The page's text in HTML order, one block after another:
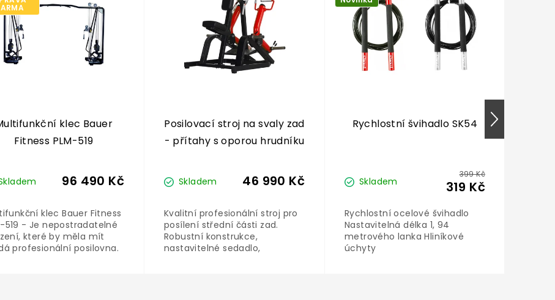
klec Bauer
Fitness PLM-519
96 490 Kč
klec Bauer Fitness
519 - Je nepostradatelné
které by měla mít
profesionální posilovna.
Posilovací stroj na svaly zad
- přítahy s oporou hrudníku
Skladem 46 990 Kč
Kvalitní profesionální stroj pro
posílení střední části zad.
Robustní konstrukce,
nastavitelné sedadlo,
Rychlostní švihadlo SK54
Skladem
399 Kč
319 Kč
Rychlostní ocelové švihadlo
Nastavitelná délka 1, 94
metrového lanka Hliníkové
úchyty